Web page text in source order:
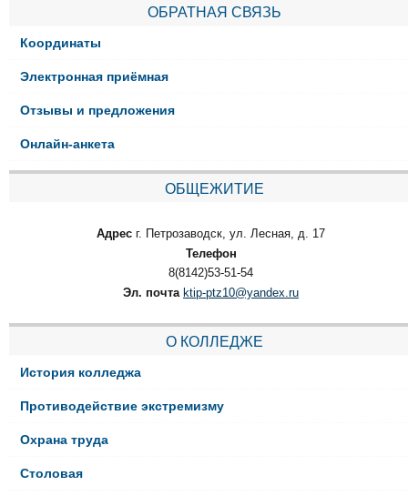
ОБРАТНАЯ СВЯЗЬ
Координаты
Электронная приёмная
Отзывы и предложения
Онлайн-анкета
ОБЩЕЖИТИЕ
Адрес г. Петрозаводск, ул. Лесная, д. 17
Телефон
8(8142)53-51-54
Эл. почта ktip-ptz10@yandex.ru
О КОЛЛЕДЖЕ
История колледжа
Противодействие экстремизму
Охрана труда
Столовая